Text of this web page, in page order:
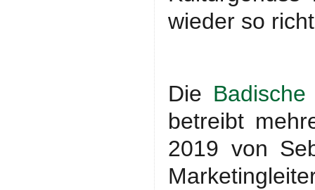
wieder so
Die
betreibt
2019 von